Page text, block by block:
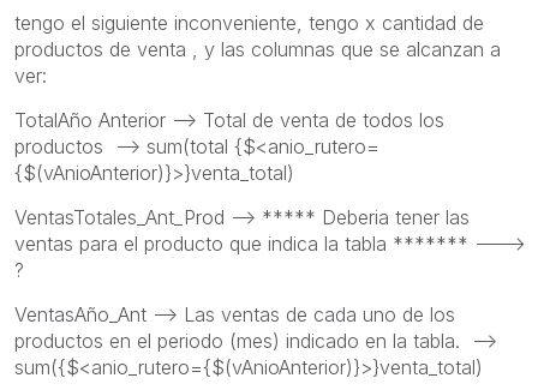
tengo el siguiente inconveniente, tengo x cantidad de
productos de venta , y las columnas que se alcanzan a
ver:
TotalAño Anterior --> Total de venta de todos los
productos --> sum(total {$<anio_rutero=
{$(vAnioAnterior)}>}venta_total)
VentasTotales_Ant_Prod --> ***** Deberia tener las
ventas para el producto que indica la tabla ******* --->
?
VentasAño_Ant --> Las ventas de cada uno de los
productos en el periodo (mes) indicado en la tabla. -->
sum({$<anio_rutero={$(vAnioAnterior)}>}venta_total)